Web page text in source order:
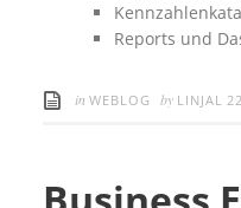
Reports und
in WEBLOG by LINJAL